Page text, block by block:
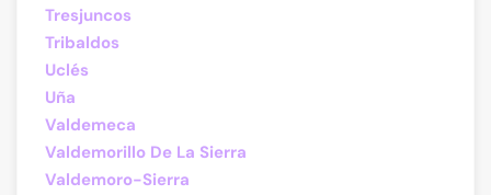
Tresjuncos
Tribaldos
Uclés
Uña
Valdemeca
Valdemorillo De La Sierra
Valdemoro-Sierra